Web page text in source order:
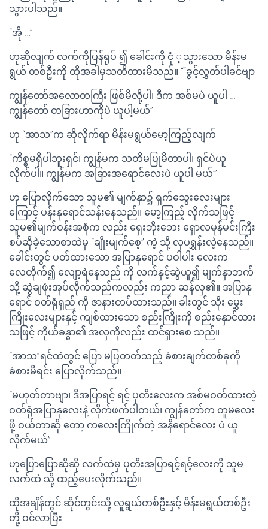
သွားပါသည်။
“အို …”
ဟုဆိုလျက် လက်ကိုပြန်ရုပ် ၍ ခေါင်းကို ငုံ ့သွားသော မိန်းမ
ရွယ် တစ်ဦးကို ထိုအခါမှသတိထားမိသည်။ ““ခွင့်လွှတ်ပါခင်ဗျာ
ကျွန်တော်အလောတကြီး ဖြစ်မိလို့ပါ၊ ဒီက အစ်မပဲ ယူပါ …
ကျွန်တော် တခြားဟာကိုပဲ ယူပါ့မယ်”
ဟု “အာသ”က ဆိုလိုက်ရာ မိန်းမရွယ်မော့ကြည့်လျက်
“ကိစ္စမရှိပါဘူးရှင်၊ ကျွန်မက သတိမပြုမိတာပါ၊ ရှင်ပဲယူ
လိုက်ပါ။ ကျွန်မက အခြားအရောင်လေးပဲ ယူပါ မယ်’”
ဟု ပြောလိုက်သော သူမ၏ မျက်နှာ၌ ရှက်သွေးလေးများ
ကြောင့် ပန်းနုရောင်သန်းနေသည်။ မော့ကြည့် လိုက်သဖြင့်
သူမ၏မျက်ဝန်းအစုံက လည်း ရှေးဘိုးဘေး ရှောလမုန်မင်းကြီး
စပ်ဆိုခဲ့သောစာထဲမှ “ချိုးမျက်စေ့” ကဲ့ သို့ လှပရွှန်းလဲ့နေသည်။
ခေါင်းတွင် ပတ်ထားသော အပြာနုရောင် ပဝါပါး လေးက
လေတိုက်၍ လျော့ရဲနေသည် ကို လက်နှင့်ဆွဲယူ၍ မျက်နှာဘက်
သို့ ဆွဲချဖုံးအုပ်လိုက်သည်ကလည်း ကညာ ဆန်လှ၏။ အပြာနု
ရောင် ဝတ်ရုံရှည် ကို ဇာနားတပ်ထားသည်။ ခါးတွင် သိုး မွှေး
ကြိုးလေးများနှင့် ကျစ်ထားသော စည်းကြိုးကို စည်းနှောင်ထား
သဖြင့် ကိုယ်ခန္ဓာ၏ အလှကိုလည်း ထင်ရှားစေ သည်။
“အာသ”ရင်ထဲတွင် ပြော မပြတတ်သည့် ခံစားချက်တစ်ခုကို
ခံစားမိရင်း ပြောလိုက်သည်။
“မဟုတ်တာဗျာ၊ ဒီအပြာရင့် ရင့် ပုတီးလေးက အစ်မဝတ်ထားတဲ့
ဝတ်ရုံအပြာနုလေးနဲ့ လိုက်ဖက်ပါတယ်၊ ကျွန်တော်က တူမလေး
ဖို့ ဝယ်တာဆို တော့ ကလေးကြိုက်တဲ့ အနီရောင်လေး ပဲ ယူ
လိုက်မယ်”
ဟုပြောပြောဆိုဆို လက်ထဲမှ ပုတီးအပြာရင့်ရင့်လေးကို သူမ
လက်ထဲ သို့ ထည့်ပေးလိုက်သည်။
ထိုအချိန်တွင် ဆိုင်တွင်းသို့ လူရွယ်တစ်ဦးနှင့် မိန်းမရွယ်တစ်ဦး
တို့ ဝင်လာပြီး